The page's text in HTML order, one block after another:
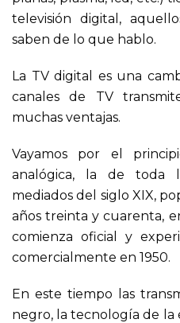
televisión digital,
saben de lo que hablo.
La TV digital es una
canales de TV
muchas ventajas.
Vayamos por el
analógica, la de toda
mediados del siglo XIX,
años treinta y cuarenta,
comienza oficial y
comercialmente en 1950.
En este tiempo las
negro, la tecnología de la